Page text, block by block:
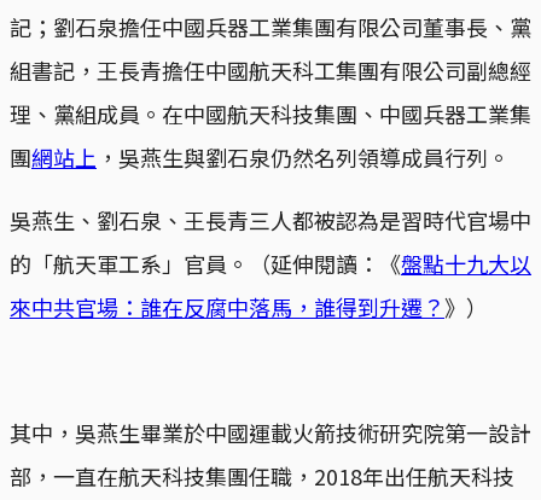
記；劉石泉擔任中國兵器工業集團有限公司董事長、黨
組書記，王長青擔任中國航天科工集團有限公司副總經
理、黨組成員。在中國航天科技集團、中國兵器工業集
團網站上 ，吳燕生與劉石泉仍然名列領導成員行列。
吳燕生、劉石泉、王長青三人都被認為是習時代官場中
的「航天軍工系」官員。（延伸閱讀：《盤點十九大以
來中共官場：誰在反腐中落馬，誰得到升遷？》）
其中，吳燕生畢業於中國運載火箭技術研究院第一設計
部，一直在航天科技集團任職，2018年出任航天科技